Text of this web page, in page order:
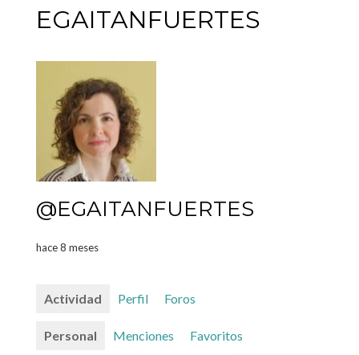
EGAITANFUERTES
@EGAITANFUERTES
hace 8 meses
Actividad Perfil Foros
Personal Menciones
Favoritos